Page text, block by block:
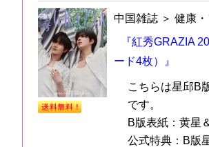
中国雑誌 ＞ 健康
『紅秀GRAZIA
ード4枚）』
こちらは星邱B
です。
B版表紙：黄星
公式特典：B版